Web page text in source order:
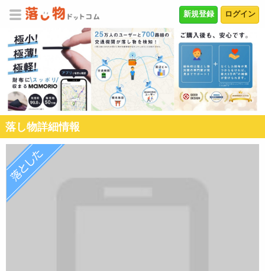
ログイン
新規登録
落し物詳細情報